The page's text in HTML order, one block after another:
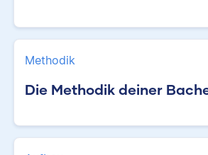
Methodik
Die Methodik deiner